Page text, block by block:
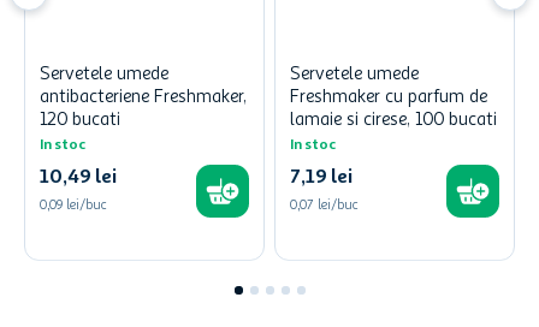
Servetele umede
antibacteriene Freshmaker,
120 bucati
In stoc
10,49 lei
0,09 lei/buc
Servetele umede
Freshmaker cu parfum de
lamaie si cirese, 100 bucati
In stoc
7,19 lei
0,07 lei/buc